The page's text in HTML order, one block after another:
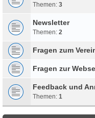
Themen: 3
Newsletter
Themen: 2
Fragen zum
Fragen zur
Feedback und
Themen: 1